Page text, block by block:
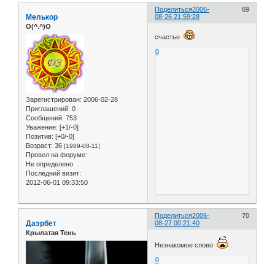
Поделиться 69
2006-
08-26 21:59:28
Мелькор
O(^.^)O
Зарегистрирован: 2006-02-28
Приглашений: 0
Сообщений: 753
Уважение: [+1/-0]
Позитив: [+0/-0]
Возраст: 36 [1989-08-11]
Провел на форуме:
Не определено
Последний визит:
2012-06-01 09:33:50
счастье
0
Поделиться 70
2006-
08-27 00:21:40
Даэрбет
Крылатая Тень
Незнакомое слово
0